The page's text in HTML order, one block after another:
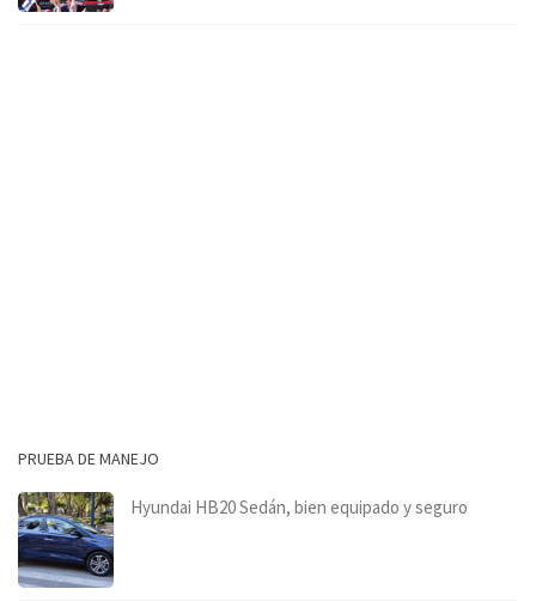
PRUEBA DE MANEJO
Hyundai HB20 Sedán, bien equipado y seguro